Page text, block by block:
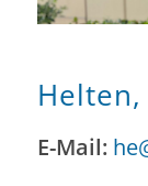
E-Mail: